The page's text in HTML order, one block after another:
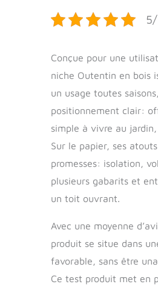
Conçue pour une
niche Outentin en bois
un usage toutes
positionnement clair:
simple à vivre au
Sur le papier, ses
promesses: isolation,
plusieurs gabarits et
un toit ouvrant.
Avec une moyenne
produit se situe dans
favorable, sans être
Ce test produit met en